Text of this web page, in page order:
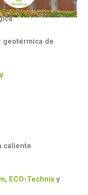
geotérmica de
caliente
, ECO-Technixy